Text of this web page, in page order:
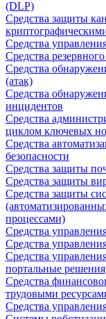
(DLP)
Средства защиты
Средства
Средства
Средства
(атак)
Средства
инцидентов
Средства
циклом ключевых
Средства
безопасности
Средства защиты
Средства защиты
Средства защиты
процессами)
Средства
Средства
Средства
портальные решения
Средства
трудовыми
Средства